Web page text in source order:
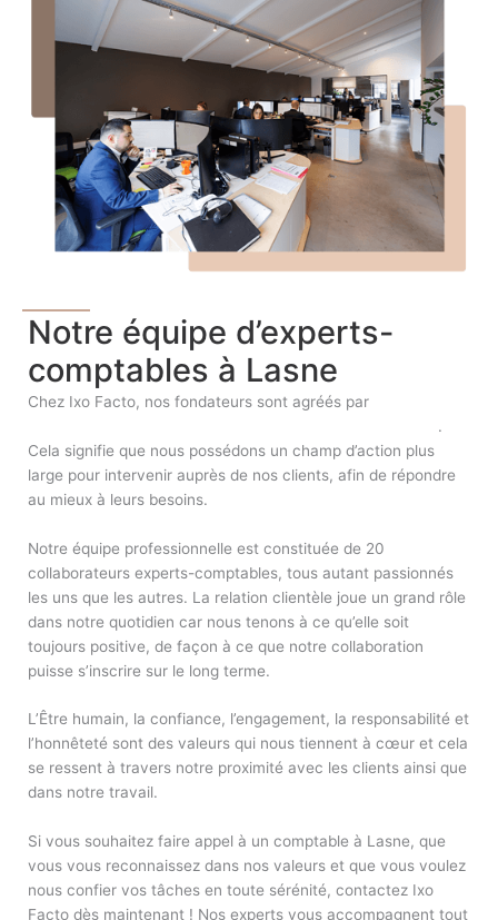
Notre équipe d’experts-
comptables à Lasne
Chez Ixo Facto, nos fondateurs sont agréés par
.
Cela signifie que nous possédons un champ d’action plus
large pour intervenir auprès de nos clients, afin de répondre
au mieux à leurs besoins.
Notre équipe professionnelle est constituée de 20
collaborateurs experts-comptables, tous autant passionnés
les uns que les autres. La relation clientèle joue un grand rôle
dans notre quotidien car nous tenons à ce qu’elle soit
toujours positive, de façon à ce que notre collaboration
puisse s’inscrire sur le long terme.
L’Être humain, la confiance, l’engagement, la responsabilité et
l’honnêteté sont des valeurs qui nous tiennent à cœur et cela
se ressent à travers notre proximité avec les clients ainsi que
dans notre travail.
Si vous souhaitez faire appel à un comptable à Lasne, que
vous vous reconnaissez dans nos valeurs et que vous voulez
nous confier vos tâches en toute sérénité, contactez Ixo
Facto dès maintenant ! Nos experts vous accompagnent tout